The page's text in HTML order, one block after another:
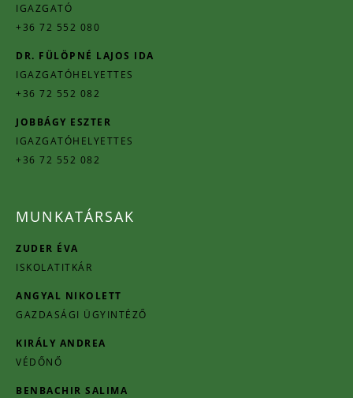
IGAZGATÓ
+36 72 552 080
DR. FÜLÖPNÉ LAJOS IDA
IGAZGATÓHELYETTES
+36 72 552 082
JOBBÁGY ESZTER
IGAZGATÓHELYETTES
+36 72 552 082
MUNKATÁRSAK
ZUDER ÉVA
ISKOLATITKÁR
ANGYAL NIKOLETT
GAZDASÁGI ÜGYINTÉZŐ
KIRÁLY ANDREA
VÉDŐNŐ
BENBACHIR SALIMA